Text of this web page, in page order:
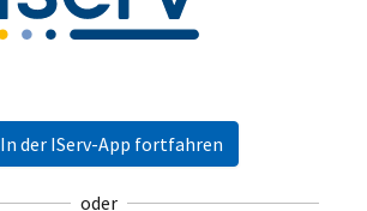
In der IServ-App fortfahren
oder